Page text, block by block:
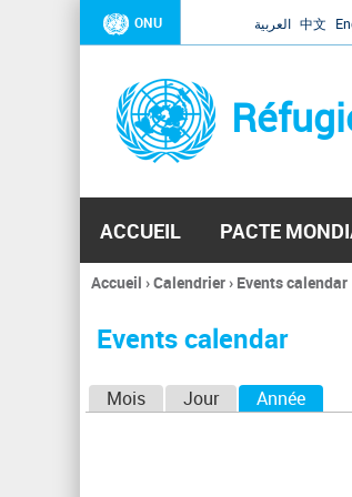
ONU العربية 中文
ACCUEIL PACTE
Vous
ici
Accueil ›Calendrier› Events calendar
Events calendar
Mois Jour Année